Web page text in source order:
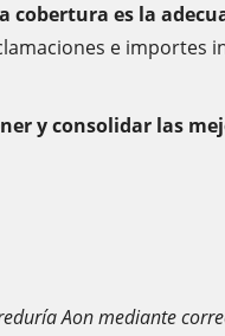
cobertura es la
e importes
y consolidar las
Aon mediante